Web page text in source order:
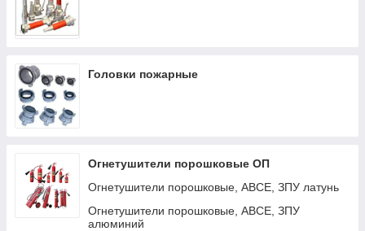
Головки пожарные
Огнетушители порошковые ОП
Огнетушители порошковые, АВСЕ, ЗПУ латунь
Огнетушители порошковые, АВСЕ, ЗПУ
алюминий